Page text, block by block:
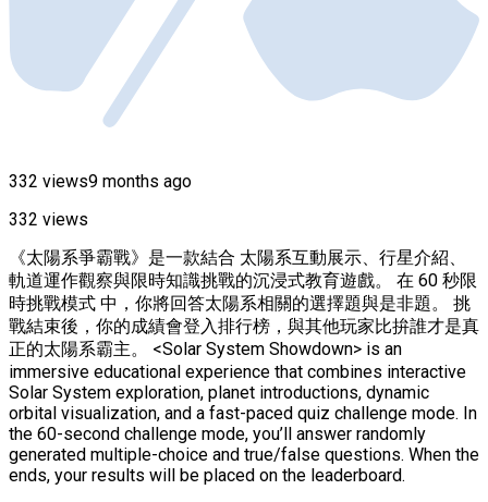
332 views9 months ago
332 views
《太陽系爭霸戰》是一款結合 太陽系互動展示、行星介紹、
軌道運作觀察與限時知識挑戰的沉浸式教育遊戲。 在 60 秒限
時挑戰模式 中，你將回答太陽系相關的選擇題與是非題。 挑
戰結束後，你的成績會登入排行榜，與其他玩家比拚誰才是真
正的太陽系霸主。 <Solar System Showdown> is an
immersive educational experience that combines interactive
Solar System exploration, planet introductions, dynamic
orbital visualization, and a fast-paced quiz challenge mode. In
the 60-second challenge mode, you’ll answer randomly
generated multiple-choice and true/false questions. When the
ends, your results will be placed on the leaderboard.